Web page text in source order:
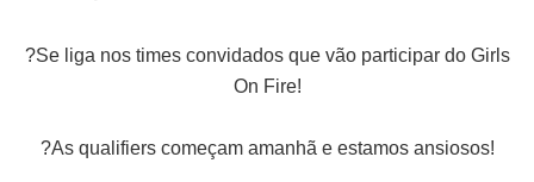
?Se liga nos times convidados que vão participar do Girls
On Fire!
?As qualifiers começam amanhã e estamos ansiosos!